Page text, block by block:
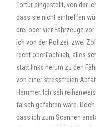
Tortur eingestellt, von der
dass sie nicht eintreffen
drei oder vier Fahrzeuge
ich von der Polizei, zwei
recht oberflächlich, alles
statt links herum zu den
von einer stressfreien
Hammer. Ich sah
falsch gefahren wäre.
dass ich zum Scannen